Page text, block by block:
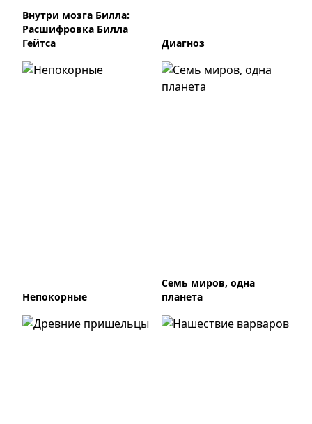
Внутри мозга Билла:
Расшифровка Билла
Гейтса
Диагноз
Непокорные
Семь миров, одна
планета